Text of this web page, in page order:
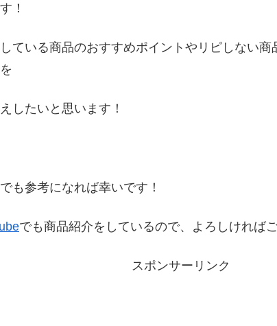
！
ている商品のおすすめポイントやリピしない商
したいと思います！
も参考になれば幸いです！
でも商品紹介をしているので、よろしければご
スポンサーリンク